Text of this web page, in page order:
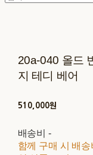
20a-040 올드
지 테디 베어
510,000원
배송비 -
함께 구매 시 배송